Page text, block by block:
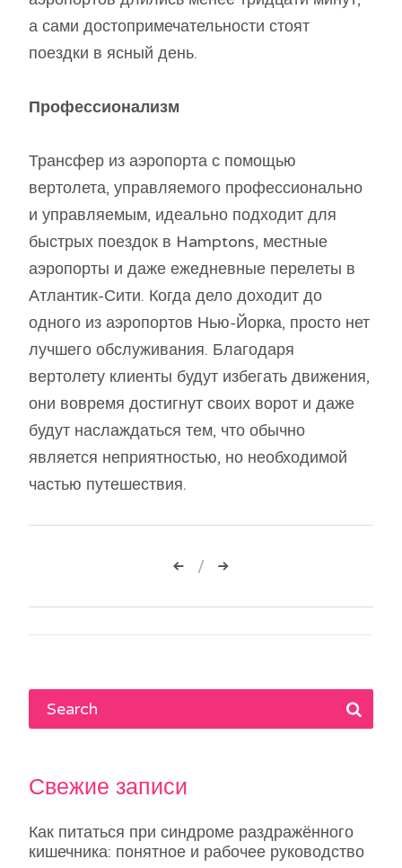
а сами достопримечательности стоят
поездки в ясный день.
Профессионализм
Трансфер из аэропорта с помощью
вертолета, управляемого профессионально
и управляемым, идеально подходит для
быстрых поездок в Hamptons, местные
аэропорты и даже ежедневные перелеты в
Атлантик-Сити. Когда дело доходит до
одного из аэропортов Нью-Йорка, просто нет
лучшего обслуживания. Благодаря
вертолету клиенты будут избегать движения,
они вовремя достигнут своих ворот и даже
будут наслаждаться тем, что обычно
является неприятностью, но необходимой
частью путешествия.
Навигация
по
Свежие записи
Как питаться при синдроме раздражённого
кишечника: понятное и рабочее руководство